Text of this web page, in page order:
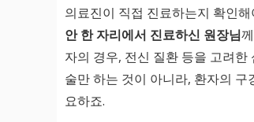
의료진이 직접 진료하는지 확인
안 한 자리에서 진료하신 원장님
자의 경우, 전신 질환 등을 고려
술만 하는 것이 아니라, 환자의
요하죠.